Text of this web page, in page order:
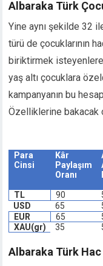
panel
panel
panel
Panel
panel
Hacklink
panel
Albaraka Türk
Yine aynı şekilde 32
türü de çocuklarının
biriktirmek
yaş altı çocuklara
kampanyanın bu
Özelliklerine bakacak
Para
Cinsi
Kâr
Paylaşım
Oranı
TL 90
USD
65
EUR
65
XAU(gr)
35
Albaraka Türk Hac